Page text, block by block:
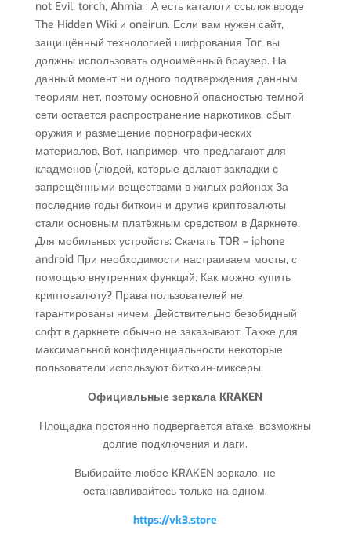
not Evil, torch, Ahmia : А есть каталоги ссылок вроде
The Hidden Wiki и oneirun. Если вам нужен сайт,
защищённый технологией шифрования Tor, вы
должны использовать одноимённый браузер. На
данный момент ни одного подтверждения данным
теориям нет, поэтому основной опасностью темной
сети остается распространение наркотиков, сбыт
оружия и размещение порнографических
материалов. Вот, например, что предлагают для
кладменов (людей, которые делают закладки с
запрещёнными веществами в жилых районах За
последние годы биткоин и другие криптовалюты
стали основным платёжным средством в Даркнете.
Для мобильных устройств: Скачать TOR – iphone
android При необходимости настраиваем мосты, с
помощью внутренних функций. Как можно купить
криптовалюту? Права пользователей не
гарантированы ничем. Действительно безобидный
софт в даркнете обычно не заказывают. Также для
максимальной конфиденциальности некоторые
пользователи используют биткоин-миксеры.
Официальные зеркала KRAKEN
Площадка постоянно подвергается атаке, возможны
долгие подключения и лаги.
Выбирайте любое KRAKEN зеркало, не
останавливайтесь только на одном.
https://vk3.store